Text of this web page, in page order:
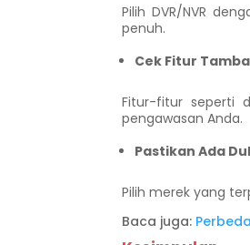
Pilih DVR/NVR
penuh.
Cek Fitur
Fitur-fitur seperti
pengawasan Anda.
Pastikan Ada
Pilih merek yang
Baca juga: